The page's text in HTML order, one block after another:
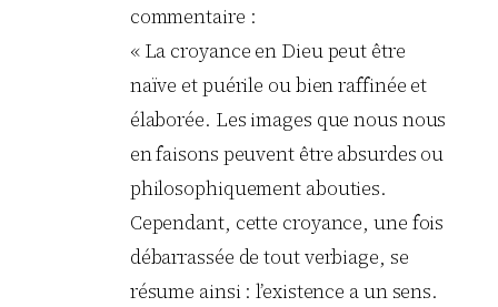
commentaire :
« La croyance en Dieu peut être
naïve et puérile ou bien raffinée et
élaborée. Les images que nous nous
en faisons peuvent être absurdes ou
philosophiquement abouties.
Cependant, cette croyance, une fois
débarrassée de tout verbiage, se
résume ainsi : l’existence a un sens.